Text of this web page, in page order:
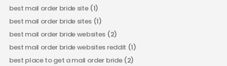
best mail order bride site(1)
best mail order bride sites (1)
best mail order bride websites (2)
best mail order bride websites reddit (1)
best place to get a mail order bride(2)